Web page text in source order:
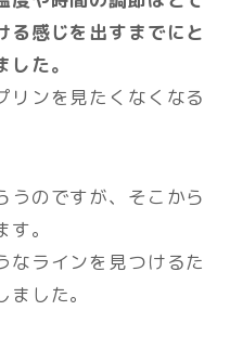
る感じを出すまでにと
た。
リンを見たくなくなる
うのですが、そこから
。
なラインを見つけるた
した。